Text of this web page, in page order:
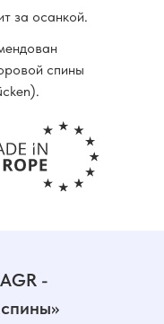
за осанкой.
спины
-